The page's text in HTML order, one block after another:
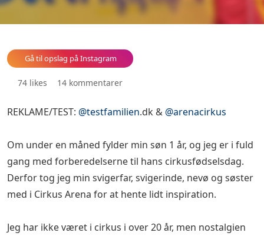
Gå til opslag på Instagram
74 likes 14 kommentarer
REKLAME/TEST: @testfamilien.dk & @arenacirkus
Om under en måned fylder min søn 1 år, og jeg er i fuld
gang med forberedelserne til hans cirkusfødselsdag.
Derfor tog jeg min svigerfar, svigerinde, nevø og søster
med i Cirkus Arena for at hente lidt inspiration. 🎈
Jeg har ikke været i cirkus i over 20 år, men nostalgien